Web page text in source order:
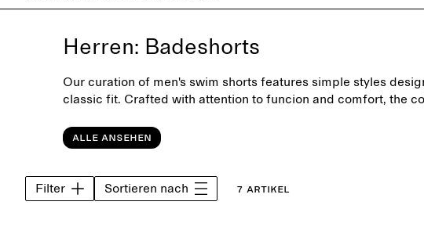
Herren: Badeshorts
Our curation of men's swim shorts features simple styles
classic fit. Crafted with attention to funcion and comfort, the
Alle ansehen
Filter Sortieren nach 7 Artikel